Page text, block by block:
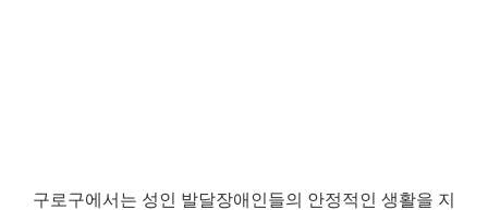
구로구에서는 성인 발달장애인들의 안정적인 생활을 지